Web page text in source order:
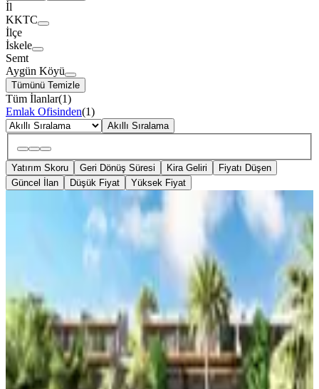
İl
KKTC
İlçe
İskele
Semt
Aygün Köyü
Tümünü Temizle
Tüm İlanlar(1)
Emlak Ofisinden(1)
Akıllı Sıralama
Yatırım Skoru Geri Dönüş Süresi Kira Geliri
Fiyatı Düşen
Güncel İlan
Düşük Fiyat Yüksek Fiyat
Kuzey Kıbrıs İskele'de Yatay Mimarili
Projeden Satılık Stüdyo Daire!
İskele, Aygün Köyü
65 m² Düz Giriş (Zemin) 27.01.2025
6.250.000 ₺
Address EstateFigen Arda